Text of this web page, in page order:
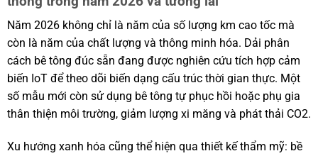
Năm 2026 không chỉ là năm của số lượng km cao tốc mà
còn là năm của chất lượng và thông minh hóa. Dải phân
cách bê tông đúc sẵn đang được nghiên cứu tích hợp cảm
biến IoT để theo dõi biến dạng cấu trúc thời gian thực. Một
số mẫu mới còn sử dụng bê tông tự phục hồi hoặc phụ gia
thân thiện môi trường, giảm lượng xi măng và phát thải CO2.
Xu hướng xanh hóa cũng thể hiện qua thiết kế thẩm mỹ: bề